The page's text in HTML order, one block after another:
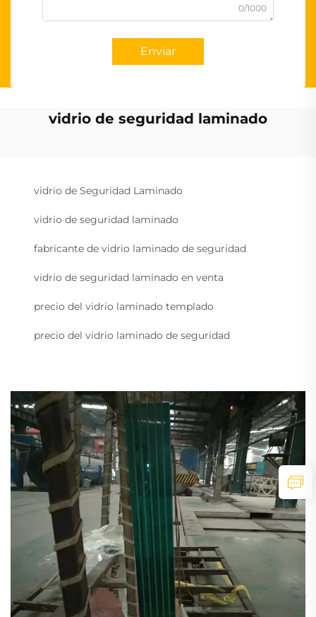
0/1000
Enviar
vidrio de seguridad laminado
vidrio de Seguridad Laminado
vidrio de seguridad laminado
fabricante de vidrio laminado de seguridad
vidrio de seguridad laminado en venta
precio del vidrio laminado templado
precio del vidrio laminado de seguridad